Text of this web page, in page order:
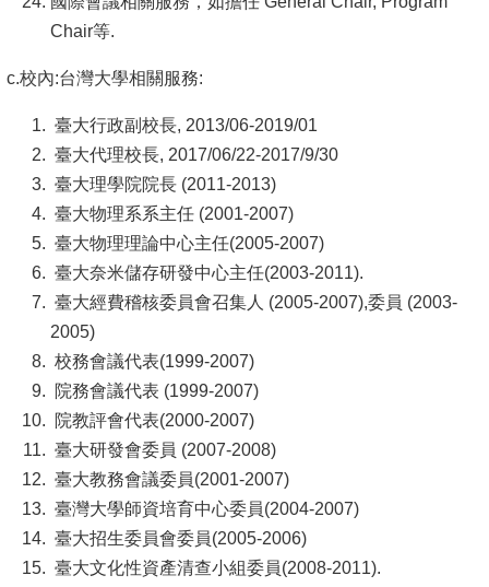
Chair等.
c.校內:台灣大學相關服務:
臺大行政副校長, 2013/06-2019/01
臺大代理校長, 2017/06/22-2017/9/30
臺大理學院院長 (2011-2013)
臺大物理系系主任 (2001-2007)
臺大物理理論中心主任(2005-2007)
臺大奈米儲存研發中心主任(2003-2011).
臺大經費稽核委員會召集人 (2005-2007),委員 (2003-
2005)
校務會議代表(1999-2007)
院務會議代表 (1999-2007)
院教評會代表(2000-2007)
臺大研發會委員 (2007-2008)
臺大教務會議委員(2001-2007)
臺灣大學師資培育中心委員(2004-2007)
臺大招生委員會委員(2005-2006)
臺大文化性資產清查小組委員(2008-2011).